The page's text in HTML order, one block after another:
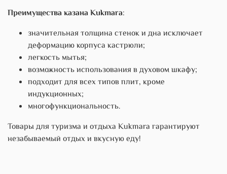
Преимущества казана Kukmara:
значительная толщина стенок и дна исключает
деформацию корпуса кастрюли;
легкость мытья;
возможность использования в духовом шкафу;
подходит для всех типов плит, кроме
индукционных;
многофункциональность.
Товары для туризма и отдыха Kukmara гарантируют
незабываемый отдых и вкусную еду!